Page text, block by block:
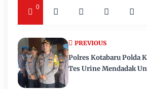
0
PREVIOUS
Polres Kotabaru Polda
Tes Urine Mendadak